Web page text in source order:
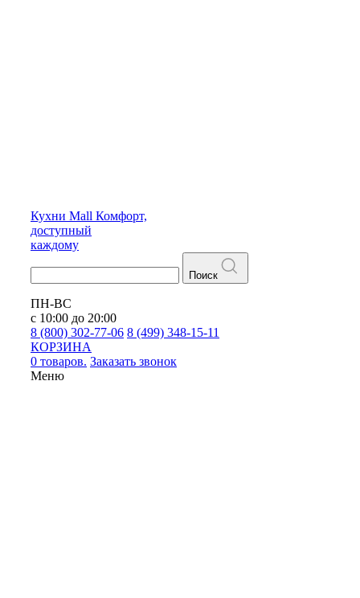
Кухни Mall Комфорт,
доступный
каждому
Поиск
ПН-ВС
с 10:00 до 20:00
8 (800) 302-77-06 8 (499) 348-15-11
КОРЗИНА
0 товаров. Заказать звонок
Меню